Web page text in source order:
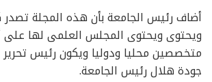
ويحتوى ويحتوى المجلس العلمى لها على
متخصصين محليا ودوليا ويكون رئيس تحرير
جودة هلال رئيس الجامعة.